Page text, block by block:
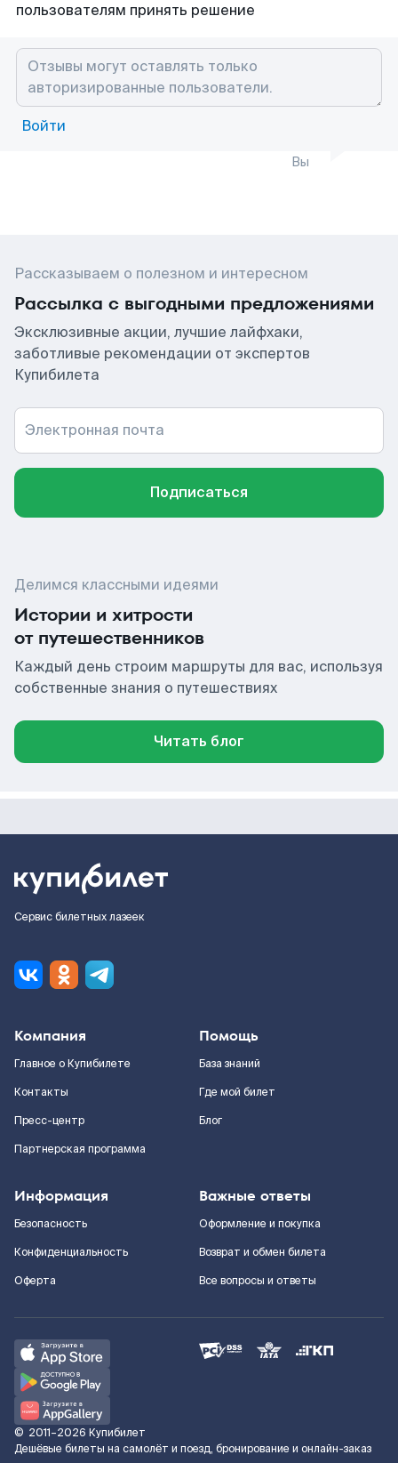
пользователям принять решение
Войти
Вы
Рассказываем о полезном и интересном
Рассылка с выгодными предложениями
Эксклюзивные акции, лучшие лайфхаки,
заботливые рекомендации от экспертов
Купибилета
Электронная почта
Подписаться
Делимся классными идеями
Истории и хитрости
от путешественников
Каждый день строим маршруты для вас, используя
собственные знания о путешествиях
Читать блог
Сервис билетных лазеек
Компания
Главное о Купибилете
Контакты
Пресс-центр
Партнерская программа
Помощь
База знаний
Где мой билет
Блог
Информация
Безопасность
Конфиденциальность
Оферта
Важные ответы
Оформление и покупка
Возврат и обмен билета
Все вопросы и ответы
© 2011–2026 Купибилет
Дешёвые билеты на самолёт и поезд, бронирование и онлайн-заказ